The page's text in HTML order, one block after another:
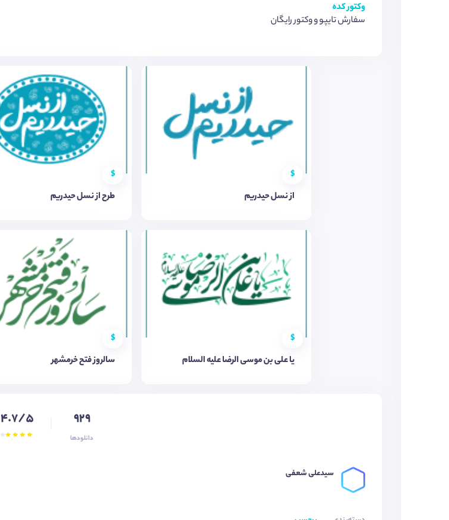
وکتور کده
سفارش تایپو و وکتور رایگان
$
از نسل حیدریم
$
طرح از نسل حیدریم
$
یا علی بن موسی الرضا علیه السلام
$
سالروز فتح خرمشهر
929
دانلودها
4.7/5
سیدعلی شعفی